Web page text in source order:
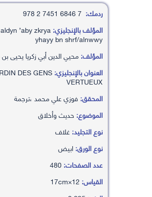
ردمك:
المؤلف بالإنجليزي:’aby zkrya
yhayy bn shrf/alnwwy
المؤلف:محيي الدين أبي زكريا يحيى
العنوان بالإنجليزي:DES GENS
VERTUEUX
المحقق: فوزي علي محمد ،ترجمة
الموضوع: حديث وأخلاق
نوع التجليد:غلاف
نوع الورق:ابيض
عدد الصفحات:
القياس: